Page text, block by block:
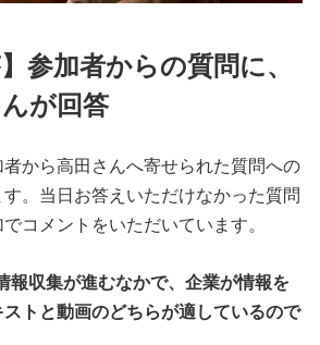
】参加者からの質問に、
が回答
から高田さんへ寄せられた質問への
。当日お答えいただけなかった質問
コメントをいただいています。
報収集が進むなかで、企業が情報を
トと動画のどちらが適しているので